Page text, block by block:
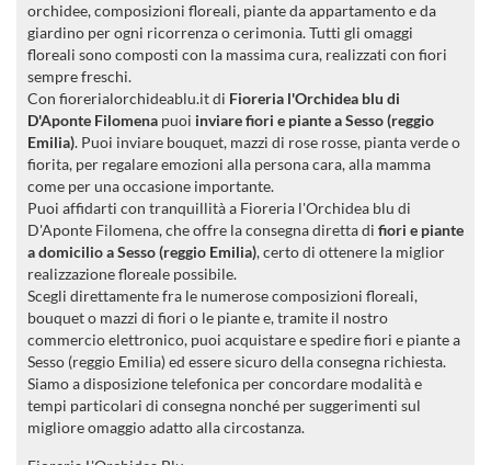
orchidee, composizioni floreali, piante da appartamento e da
giardino per ogni ricorrenza o cerimonia. Tutti gli omaggi
floreali sono composti con la massima cura, realizzati con fiori
sempre freschi.
Con fiorerialorchideablu.it di Fioreria l'Orchidea blu di
D'Aponte Filomena puoi inviare fiori e piante a Sesso (reggio
Emilia). Puoi inviare bouquet, mazzi di rose rosse, pianta verde o
fiorita, per regalare emozioni alla persona cara, alla mamma
come per una occasione importante.
Puoi affidarti con tranquillità a Fioreria l'Orchidea blu di
D'Aponte Filomena, che offre la consegna diretta di fiori e piante
a domicilio a Sesso (reggio Emilia), certo di ottenere la miglior
realizzazione floreale possibile.
Scegli direttamente fra le numerose composizioni floreali,
bouquet o mazzi di fiori o le piante e, tramite il nostro
commercio elettronico, puoi acquistare e spedire fiori e piante a
Sesso (reggio Emilia) ed essere sicuro della consegna richiesta.
Siamo a disposizione telefonica per concordare modalità e
tempi particolari di consegna nonché per suggerimenti sul
migliore omaggio adatto alla circostanza.